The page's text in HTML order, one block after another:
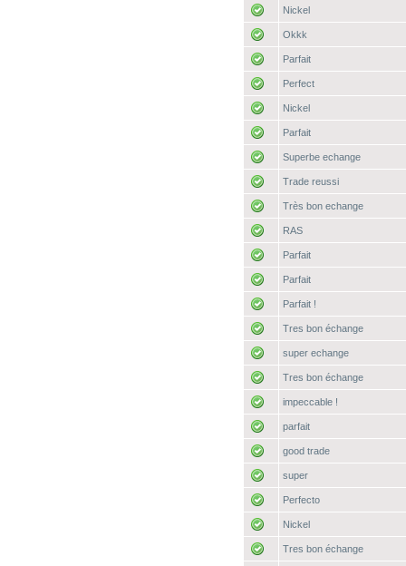
Nickel
Okkk
Parfait
Perfect
Nickel
Parfait
Superbe echange
Trade reussi
Très bon echange
RAS
Parfait
Parfait
Parfait !
Tres bon échange
super echange
Tres bon échange
impeccable !
parfait
good trade
super
Perfecto
Nickel
Tres bon échange